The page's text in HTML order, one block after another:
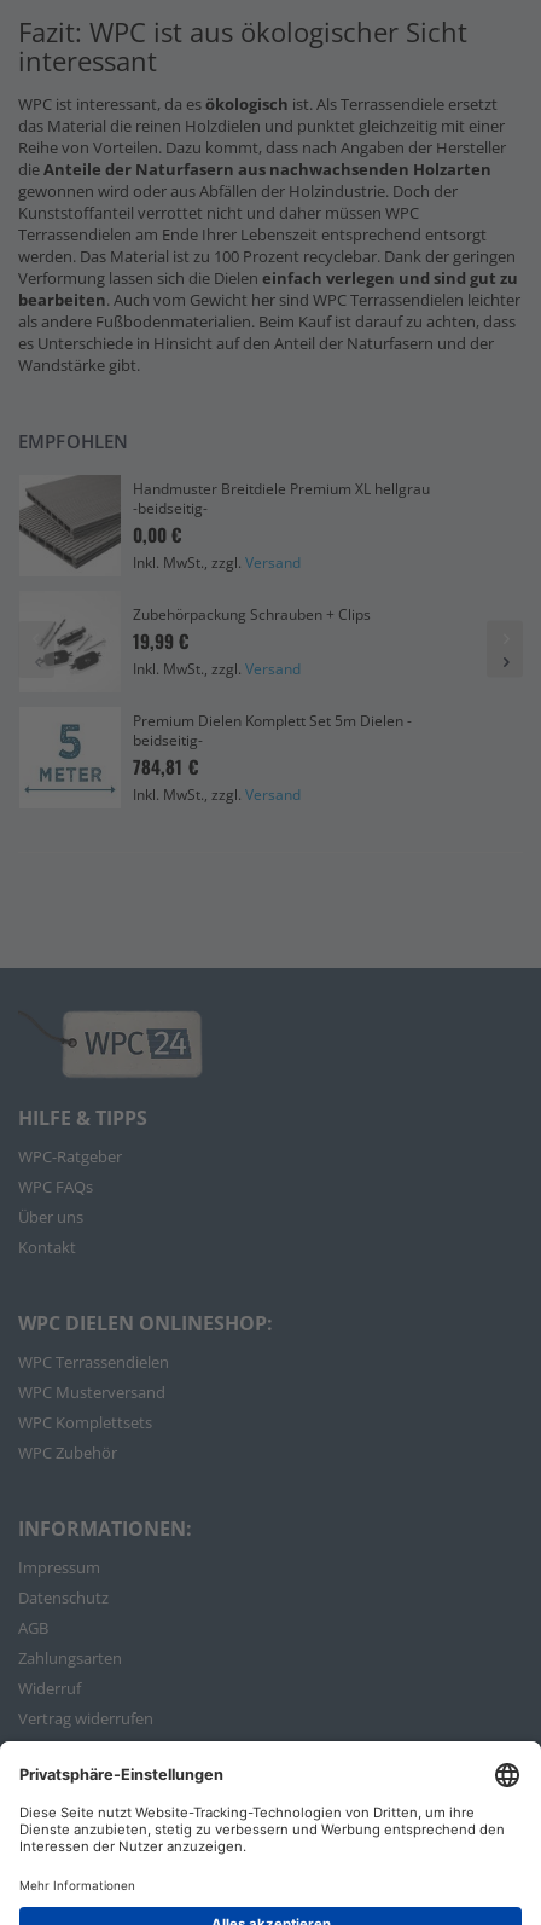
Fazit: WPC ist aus ökologischer Sicht
interessant
WPC ist interessant, da esökologisch ist. Als Terrassendiele ersetzt
das Material die reinen Holzdielen und punktet gleichzeitig mit einer
Reihe von Vorteilen. Dazu kommt, dass nach Angaben der Hersteller
dieAnteile der Naturfasern aus nachwachsenden Holzarten
gewonnen wird oder aus Abfällen der Holzindustrie. Doch der
Kunststoffanteil verrottet nicht und daher müssen WPC
Terrassendielen am Ende Ihrer Lebenszeit entsprechend entsorgt
werden. Das Material ist zu 100 Prozent recyclebar. Dank der geringen
Verformung lassen sich die Dielen einfach verlegen und sind gut zu
bearbeiten. Auch vom Gewicht her sind WPC Terrassendielen leichter
als andere Fußbodenmaterialien. Beim Kauf ist darauf zu achten, dass
es Unterschiede in Hinsicht auf den Anteil der Naturfasern und der
Wandstärke gibt.
EMPFOHLEN
Handmuster Breitdiele Premium XL hellgrau
-beidseitig-
0,00 €
Inkl. MwSt., zzgl. Versand
Zubehörpackung Schrauben + Clips
19,99 €
Inkl. MwSt., zzgl. Versand
Premium Dielen Komplett Set 5m Dielen -
beidseitig-
784,81 €
Inkl. MwSt., zzgl. Versand
HILFE & TIPPS
WPC-Ratgeber
WPC FAQs
Über uns
Kontakt
WPC DIELEN ONLINESHOP:
WPC Terrassendielen
WPC Musterversand
WPC Komplettsets
WPC Zubehör
INFORMATIONEN:
Impressum
Datenschutz
AGB
Zahlungsarten
Widerruf
Vertrag widerrufen
Bestellvorgang
ZAHLUNGSARTEN: